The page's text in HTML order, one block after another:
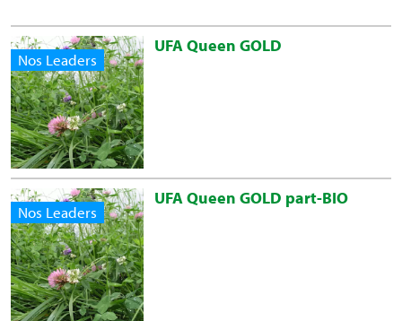
Nos Leaders
UFA Queen GOLD
Nos Leaders
UFA Queen GOLD part-BIO